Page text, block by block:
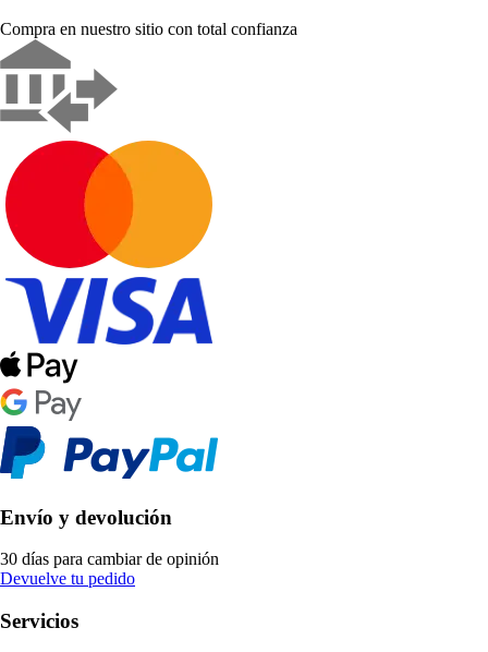
Compra en nuestro sitio con total confianza
Envío y devolución
30 días para cambiar de opinión
Devuelve tu pedido
Servicios